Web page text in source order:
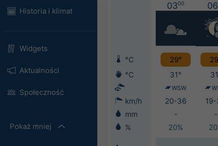
Historia i klimat
Widgets
Aktualności
Społeczność
Pokaż mniej
0300 06
°C 29°
°C
31°
WSW
km/h 20-36
mm
- -
%
20%